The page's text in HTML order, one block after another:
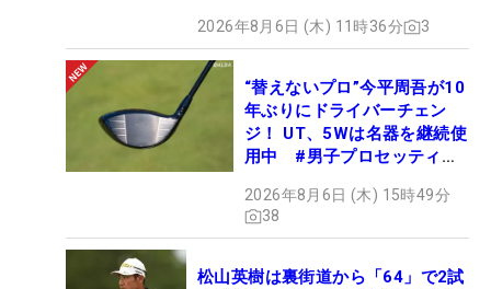
2026年8月6日 (木) 11時36分 3
“替えないプロ”今平周吾が10
年ぶりにドライバーチェン
ジ！ UT、5Wは名器を継続使
用中 #男子プロセッティン
2026年8月6日 (木) 15時49分
38
松山英樹は裏街道から「64」で2試